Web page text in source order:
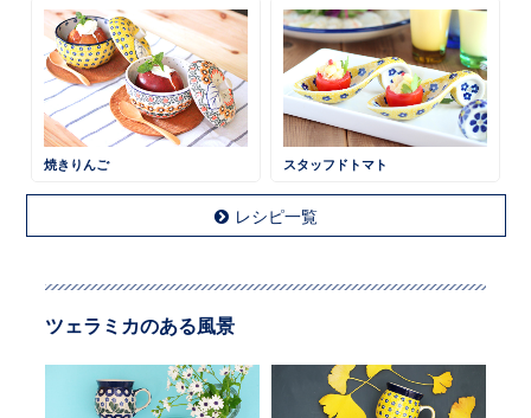
焼きりんご スタッフドトマト
レシピ一覧
ツェラミカのある風景